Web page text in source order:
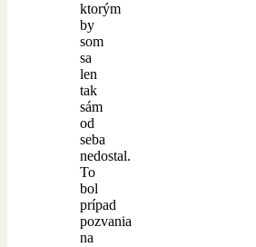
ktorým
by
som
sa
len
tak
sám
od
seba
nedostal.
To
bol
prípad
pozvania
na